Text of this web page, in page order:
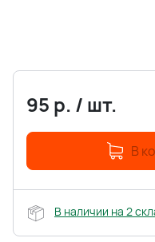
95 р. / шт.
В
В наличии на 2